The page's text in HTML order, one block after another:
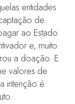
entidades
de
ao Estado
e, muito
a doação. E
valores de
intenção é